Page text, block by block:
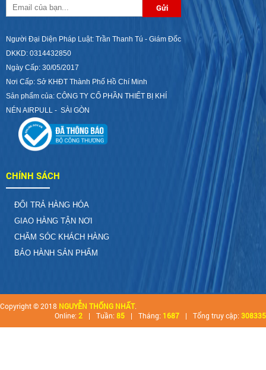
Người Đại Diện Pháp Luật: Trần Thanh Tú - Giám Đốc
DKKD: 0314432850
Ngày Cấp: 30/05/2017
Nơi Cấp: Sở KHĐT Thành Phố Hồ Chí Minh
Sản phẩm của: CÔNG TY CỔ PHẦN THIẾT BỊ KHÍ
NÉN AIRPULL - SÀI GÒN
CHÍNH SÁCH
ĐỔI TRẢ HÀNG HÓA
GIAO HÀNG TẬN NƠI
CHĂM SÓC KHÁCH HÀNG
BẢO HÀNH SẢN PHẨM
Copyright © 2018 NGUYỄN THỐNG NHẤT.
Online: 2 | Tuần: 85 | Tháng: 1687 | Tổng truy cập: 308335